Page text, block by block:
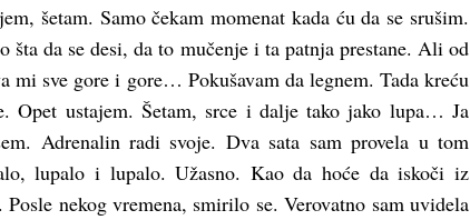
šetam. Samo čekam momenat kada ću da se srušim.
šta da se desi, da to mučenje i ta patnja prestane. Ali od
mi sve gore i gore… Pokušavam da legnem. Tada kreću
Opet ustajem. Šetam, srce i dalje tako jako lupa… Ja
Adrenalin radi svoje. Dva sata sam provela u tom
lupalo i lupalo. Užasno. Kao da hoće da iskoči iz
nekog vremena, smirilo se. Verovatno sam uvidela